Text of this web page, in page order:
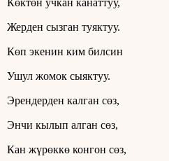
Көктөн учкан канаттуу,
Жерден сызган туяктуу.
Көп экенин ким билсин
Ушул жомок сыяктуу.
Эрендерден калган сөз,
Энчи кылып алган сөз,
Кан жүрөккө конгон сөз,